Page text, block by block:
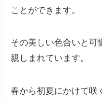
ことができます。
その美しい色合いと可
親しまれています。
春から初夏にかけて咲